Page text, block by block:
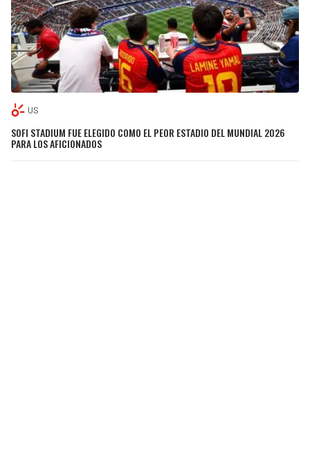
US
SOFI STADIUM FUE ELEGIDO COMO EL PEOR ESTADIO DEL MUNDIAL 2026
PARA LOS AFICIONADOS